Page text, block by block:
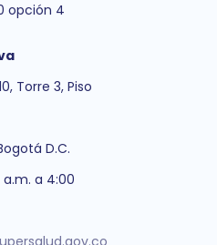
opción 4
Torre 3, Piso
D.C.
a 4:00